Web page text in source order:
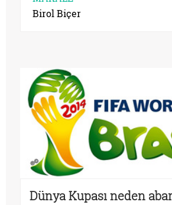
Birol Biçer
Dünya Kupası neden